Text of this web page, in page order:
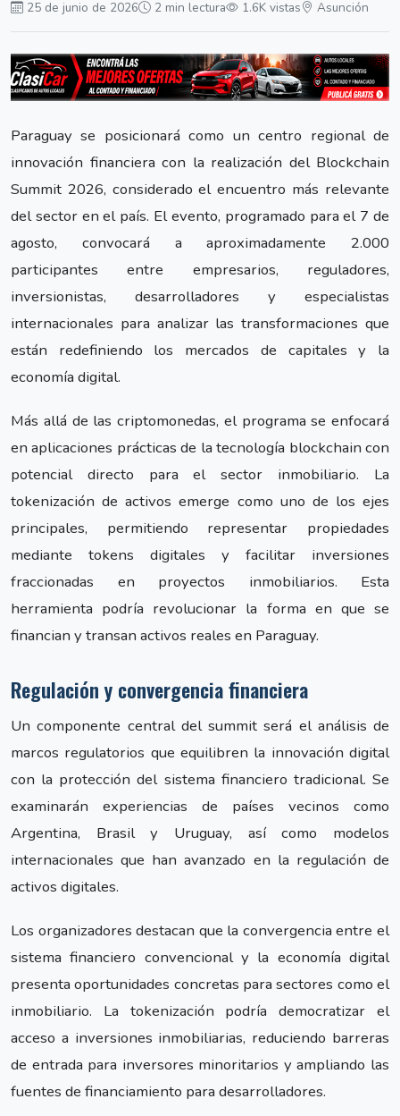
25 de junio de 2026 2 min lectura 1.6K vistas Asunción
Paraguay se posicionará como un centro regional de
innovación financiera con la realización del Blockchain
Summit 2026, considerado el encuentro más relevante
del sector en el país. El evento, programado para el 7 de
agosto, convocará a aproximadamente 2.000
participantes entre empresarios, reguladores,
inversionistas, desarrolladores y especialistas
internacionales para analizar las transformaciones que
están redefiniendo los mercados de capitales y la
economía digital.
Más allá de las criptomonedas, el programa se enfocará
en aplicaciones prácticas de la tecnología blockchain con
potencial directo para el sector inmobiliario. La
tokenización de activos emerge como uno de los ejes
principales, permitiendo representar propiedades
mediante tokens digitales y facilitar inversiones
fraccionadas en proyectos inmobiliarios. Esta
herramienta podría revolucionar la forma en que se
financian y transan activos reales en Paraguay.
Regulación y convergencia financiera
Un componente central del summit será el análisis de
marcos regulatorios que equilibren la innovación digital
con la protección del sistema financiero tradicional. Se
examinarán experiencias de países vecinos como
Argentina, Brasil y Uruguay, así como modelos
internacionales que han avanzado en la regulación de
activos digitales.
Los organizadores destacan que la convergencia entre el
sistema financiero convencional y la economía digital
presenta oportunidades concretas para sectores como el
inmobiliario. La tokenización podría democratizar el
acceso a inversiones inmobiliarias, reduciendo barreras
de entrada para inversores minoritarios y ampliando las
fuentes de financiamiento para desarrolladores.